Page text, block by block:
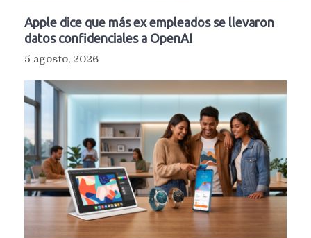
Apple dice que más ex empleados se llevaron
datos confidenciales a OpenAI
5 agosto, 2026